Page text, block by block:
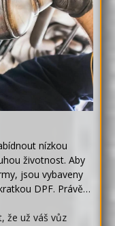
nízkou
životnost. Aby
jsou vybaveny
DPF. Právě…
že už váš vůz